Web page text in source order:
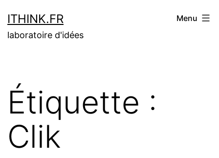
au
contenu
ITHINK.FR
laboratoire d'idées
Menu
Étiquette :
Clik